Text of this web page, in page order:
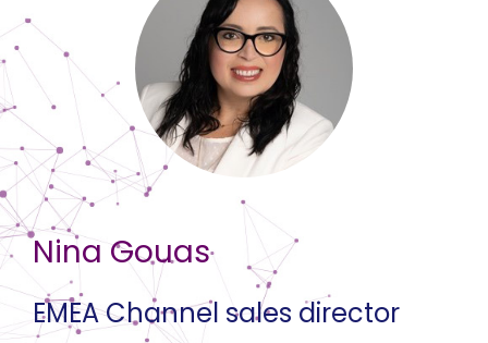
NOUS REJOINDRE
PARTENAIRES
CONTACT
Nina Gouas
EMEA Channel sales director